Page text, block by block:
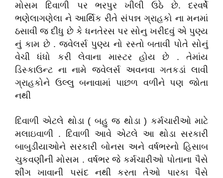
મોસમ દિવાળી પર ભરપુર ખીલી ઉઠે છે. દરવર્ષે
ભણેલાગણેલા ને આર્થિક રીતે સંપન્ન ગ્રાહકો ના મનમાં
ઠસાવી જ દીધુ છે કે ધનતેરસ પર સોનુ ખરીદવું એ પુણ્ય
નું કામ છે . જવેલર્સ પુણ્ય નો રસ્તો બતાવી પોતે સોનું
વેચી ધંધો કરી લેવાના માસ્ટર હોય છે . તેમાંય
ડિસ્કાઉન્ટ ના નામે જવેલર્સ અવનવા ગતકડાં લાવી
ગ્રાહકોને ઉલ્લુ બનાવામાં પાછળ વળીને પણ જોતા
નથી
દિવાળી એટલે થોડા ( બહુ જ થોડા ) કર્મચારીઓ માટે
મલાઇવાળી . દિવાળી આવે એટલે આ થોડા સરકારી
બાબુડીયાઓને સરકારી બોનસ અને વર્ષભરનો હિસાબ
ચુકવણીની મોસમ . વર્ષભર જે કર્મચારીઓ પોતાના પૈસે
શીંગ ખાવાની પસંદ નથી કરતા તેઓ પારકા પૈસે